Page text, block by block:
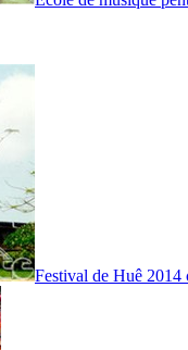
Festival de Huê 2014